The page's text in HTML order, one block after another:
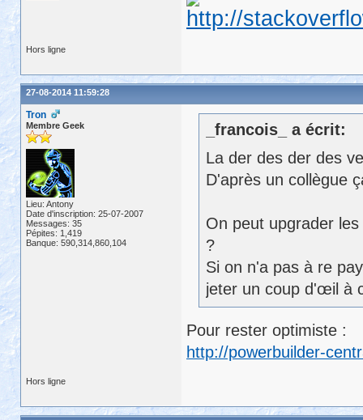
Hors ligne
27-08-2014 11:59:28
Tron
Membre Geek
Lieu: Antony
Date d'inscription: 25-07-2007
Messages: 35
Pépites: 1,419
Banque: 590,314,860,104
_francois_ a écrit:
La der des der des
D'après un collègue
On peut upgrader
?
Si on n'a pas à re
jeter un coup d'œil à
Pour rester optimiste :
http://powerbuilder-
Hors ligne